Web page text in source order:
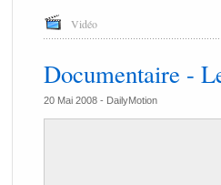
Vidéo
Documentaire -
20 Mai 2008 - DailyMotion